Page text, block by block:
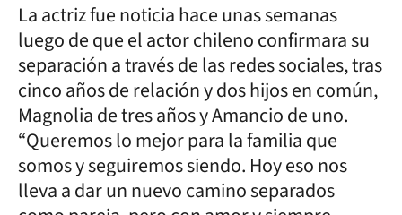
La actriz fue noticia hace unas semanas
luego de que el actor chileno confirmara su
separación a través de las redes sociales, tras
cinco años de relación y dos hijos en común,
Magnolia de tres años y Amancio de uno.
“Queremos lo mejor para la familia que
somos y seguiremos siendo. Hoy eso nos
lleva a dar un nuevo camino separados